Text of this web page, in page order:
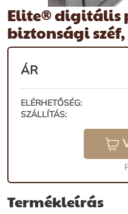
Elite® digitális
biztonsági
ÁR
ELÉRHETŐSÉG:
SZÁLLÍTÁS:
Termékleírás